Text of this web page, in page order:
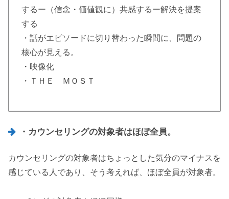
するー（信念・価値観に）共感するー解決を提案
する
・話がエピソードに切り替わった瞬間に、問題の
核心が見える。
・映像化
・ＴＨＥ ＭＯＳＴ
・カウンセリングの対象者はほぼ全員。
カウンセリングの対象者はちょっとした気分のマイナスを
感じている人であり、そう考えれば、ほぼ全員が対象者。